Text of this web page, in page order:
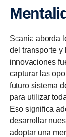
Scania aborda
del transporte y
innovaciones
capturar las
futuro sistema
para utilizar
Eso significa
desarrollar
adoptar una